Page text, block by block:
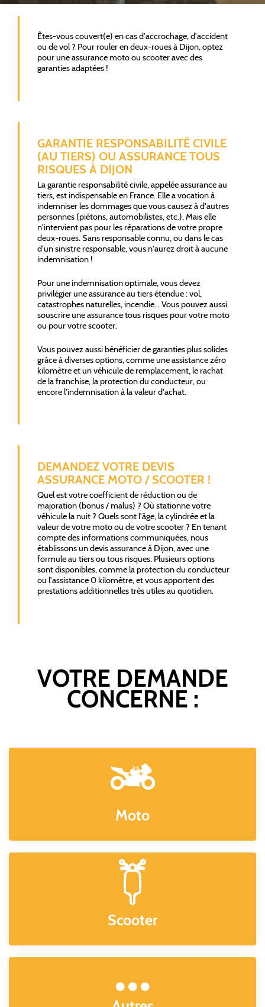
Êtes-vous couvert(e) en cas d'accrochage, d'accident
ou de vol ? Pour rouler en deux-roues à Dijon, optez
pour une assurance moto ou scooter avec des
garanties adaptées !
GARANTIE RESPONSABILITÉ CIVILE
(AU TIERS) OU ASSURANCE TOUS
RISQUES À DIJON
La garantie responsabilité civile, appelée assurance au
tiers, est indispensable en France. Elle a vocation à
indemniser les dommages que vous causez à d'autres
personnes (piétons, automobilistes, etc.). Mais elle
n'intervient pas pour les réparations de votre propre
deux-roues. Sans responsable connu, ou dans le cas
d'un sinistre responsable, vous n'aurez droit à aucune
indemnisation !
Pour une indemnisation optimale, vous devez
privilégier une assurance au tiers étendue : vol,
catastrophes naturelles, incendie… Vous pouvez aussi
souscrire une assurance tous risques pour votre moto
ou pour votre scooter.
Vous pouvez aussi bénéficier de garanties plus solides
grâce à diverses options, comme une assistance zéro
kilomètre et un véhicule de remplacement, le rachat
de la franchise, la protection du conducteur, ou
encore l'indemnisation à la valeur d'achat.
DEMANDEZ VOTRE DEVIS
ASSURANCE MOTO / SCOOTER !
Quel est votre coefficient de réduction ou de
majoration (bonus / malus) ? Où stationne votre
véhicule la nuit ? Quels sont l'âge, la cylindrée et la
valeur de votre moto ou de votre scooter ? En tenant
compte des informations communiquées, nous
établissons un devis assurance à Dijon, avec une
formule au tiers ou tous risques. Plusieurs options
sont disponibles, comme la protection du conducteur
ou l'assistance 0 kilomètre, et vous apportent des
prestations additionnelles très utiles au quotidien.
VOTRE DEMANDE
CONCERNE :
Moto
Scooter